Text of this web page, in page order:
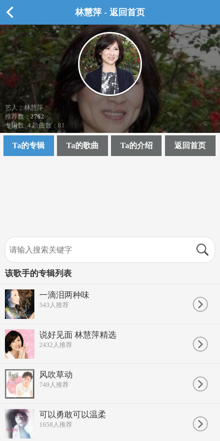
林慧萍 - 返回首页
艺人：林慧萍
推荐数： 2762
专辑数: 4 歌曲数：81
Ta的专辑 Ta的歌曲 Ta的介绍 返回首页
该歌手的专辑列表
一滴泪两种味
543 人推荐
说好见面 林慧萍精选
2432 人推荐
风吹草动
749 人推荐
可以勇敢可以温柔
1658 人推荐